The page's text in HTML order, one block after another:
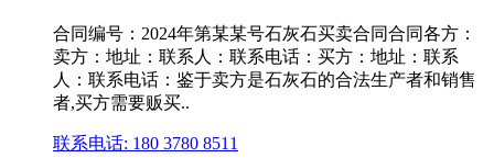
合同编号：2024年第某某号石灰石买卖合同合同各方：
卖方：地址：联系人：联系电话：买方：地址：联系
人：联系电话：鉴于卖方是石灰石的合法生产者和销售
者,买方需要贩买..
联系电话: 180 3780 8511